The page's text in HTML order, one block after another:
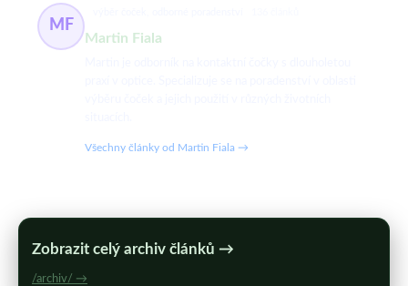
MF
Martin Fiala
Všechny články od Martin Fiala →
Zobrazit celý archiv článků →
/archiv/ →